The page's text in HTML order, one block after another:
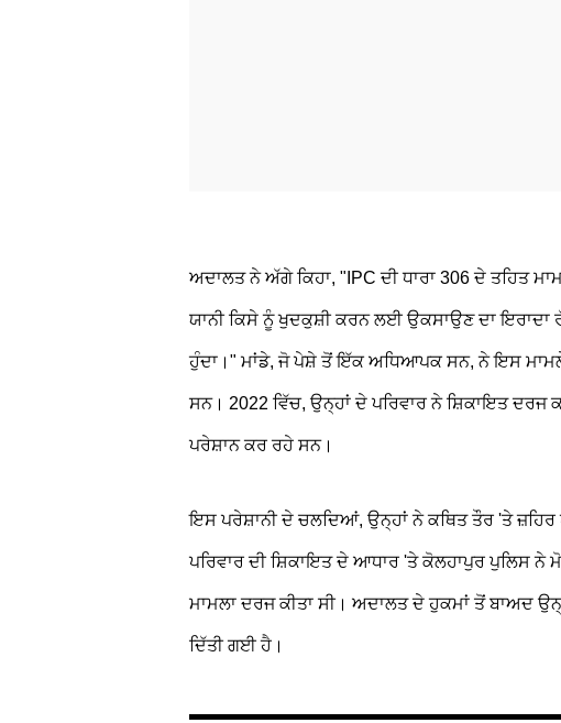
ਅਦਾਲਤ ਨੇ ਅੱਗੇ ਕਿਹਾ, "IPC ਦੀ ਧਾਰਾ 306 ਦੇ ਤਹਿਤ
ਯਾਨੀ ਕਿਸੇ ਨੂੰ ਖੁਦਕੁਸ਼ੀ ਕਰਨ ਲਈ ਉਕਸਾਉਣ ਦਾ ਇਰਾਦਾ
ਹੁੰਦਾ।" ਮਾਂਡੇ, ਜੋ ਪੇਸ਼ੇ ਤੋਂ ਇੱਕ ਅਧਿਆਪਕ ਸਨ, ਨੇ ਇਸ
ਸਨ। 2022 ਵਿੱਚ, ਉਨ੍ਹਾਂ ਦੇ ਪਰਿਵਾਰ ਨੇ ਸ਼ਿਕਾਇਤ ਦਰਜ
ਪਰੇਸ਼ਾਨ ਕਰ ਰਹੇ ਸਨ।
ਇਸ ਪਰੇਸ਼ਾਨੀ ਦੇ ਚਲਦਿਆਂ, ਉਨ੍ਹਾਂ ਨੇ ਕਥਿਤ ਤੌਰ 'ਤੇ
ਪਰਿਵਾਰ ਦੀ ਸ਼ਿਕਾਇਤ ਦੇ ਆਧਾਰ 'ਤੇ ਕੋਲਹਾਪੁਰ ਪੁਲਿਸ
ਮਾਮਲਾ ਦਰਜ ਕੀਤਾ ਸੀ। ਅਦਾਲਤ ਦੇ ਹੁਕਮਾਂ ਤੋਂ ਬਾਅਦ
ਦਿੱਤੀ ਗਈ ਹੈ।